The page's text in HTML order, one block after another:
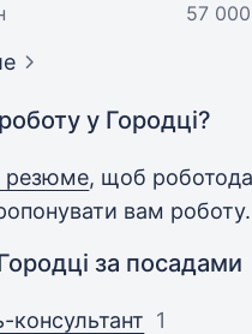
57
у Городці?
резюме, щоб
вам роботу.
за посадами
консультант 1